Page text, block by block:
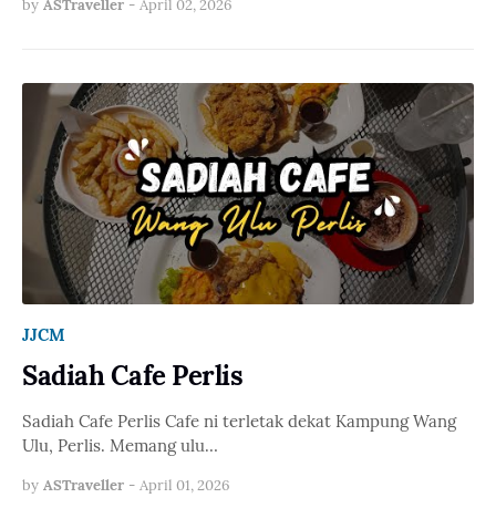
by ASTraveller - April 02, 2026
JJCM
Sadiah Cafe Perlis
Sadiah Cafe Perlis Cafe ni terletak dekat Kampung Wang
Ulu, Perlis. Memang ulu…
by ASTraveller - April 01, 2026